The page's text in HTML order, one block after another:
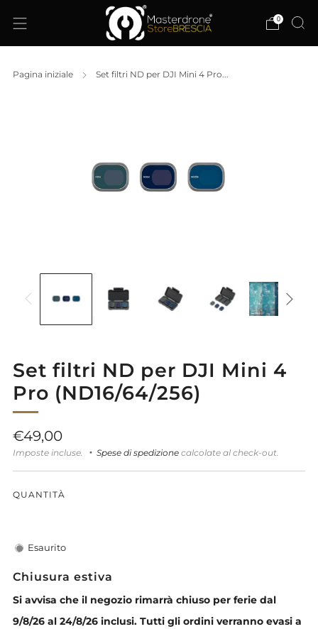
0
Pagina iniziale Set filtri ND per DJI Mini 4 Pro...
Set filtri ND per DJI Mini 4
Pro (ND16/64/256)
Prezzo
di
listino
€49,00
Imposte incluse. Spese di spedizione calcolate al check-out.
QUANTITÀ
Esaurito
Chiusura estiva
Si avvisa che il negozio rimarrà chiuso per ferie dal
9/8/26 al 24/8/26 inclusi. Tutti gli ordini verranno evasi a